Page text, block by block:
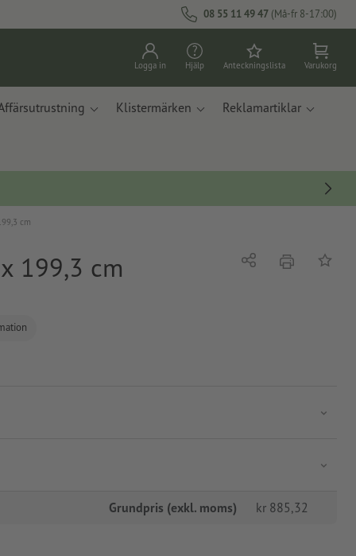
08 55 11 49 47 (Må-fr 8-17:00)
Logga in Hjälp Anteckningslista Varukorg
Klistermärken Reklamartiklar
cm
199,3 cm Dela erbjudande
På
Grundpris (exkl. moms) kr 885,32